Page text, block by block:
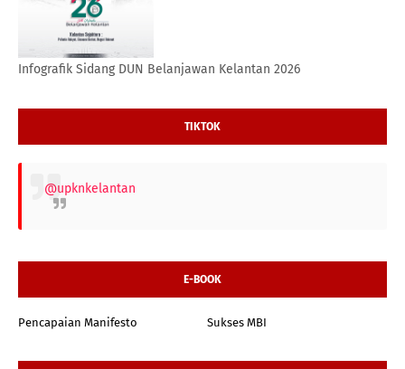
Infografik Sidang DUN Belanjawan Kelantan 2026
TIKTOK
@upknkelantan
E-BOOK
Pencapaian Manifesto Sukses MBI